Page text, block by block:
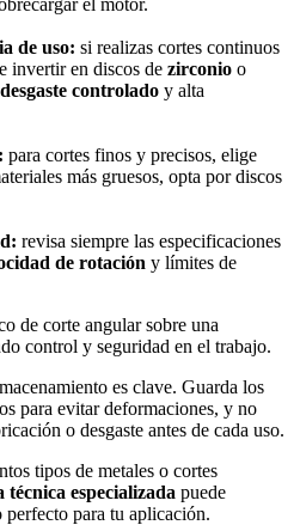
el motor.
de uso: si realizas cortes continuos
invertir en discos de zirconio o
desgaste controlado y alta
para cortes finos y precisos, elige
más gruesos, opta por discos
revisa siempre las especificaciones
de rotación y límites de
es clave. Guarda los
para evitar deformaciones, y no
o desgaste antes de cada uso.
tipos de metales o cortes
técnica especializada puede
perfecto para tu aplicación.